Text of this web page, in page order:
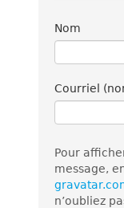
Nom
Courriel
Pour
message,
n’oubliez